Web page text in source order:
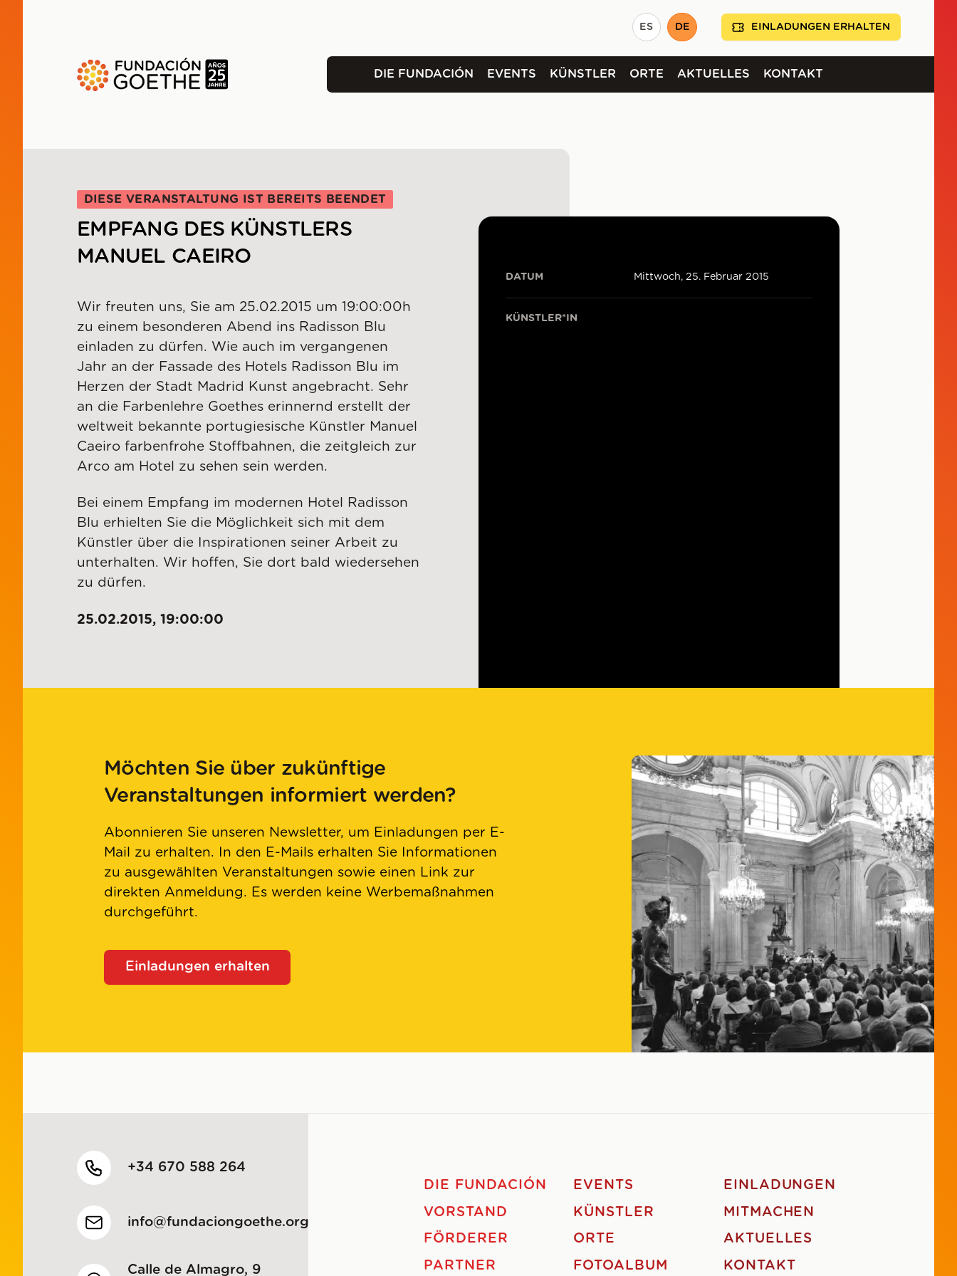
ES DE EINLADUNGEN ERHALTEN
DIE FUNDACIÓN EVENTS KÜNSTLER ORTE AKTUELLES KONTAKT
DIESE VERANSTALTUNG IST BEREITS BEENDET
EMPFANG DES KÜNSTLERS
MANUEL CAEIRO
Wir freuten uns, Sie am 25.02.2015 um 19:00:00h
zu einem besonderen Abend ins Radisson Blu
einladen zu dürfen. Wie auch im vergangenen
Jahr an der Fassade des Hotels Radisson Blu im
Herzen der Stadt Madrid Kunst angebracht. Sehr
an die Farbenlehre Goethes erinnernd erstellt der
weltweit bekannte portugiesische Künstler Manuel
Caeiro farbenfrohe Stoffbahnen, die zeitgleich zur
Arco am Hotel zu sehen sein werden.
Bei einem Empfang im modernen Hotel Radisson
Blu erhielten Sie die Möglichkeit sich mit dem
Künstler über die Inspirationen seiner Arbeit zu
unterhalten. Wir hoffen, Sie dort bald wiedersehen
zu dürfen.
25.02.2015, 19:00:00
DATUM Mittwoch, 25. Februar 2015
KÜNSTLER*IN
Möchten Sie über zukünftige
Veranstaltungen informiert werden?
Abonnieren Sie unseren Newsletter, um Einladungen per E-
Mail zu erhalten. In den E-Mails erhalten Sie Informationen
zu ausgewählten Veranstaltungen sowie einen Link zur
direkten Anmeldung. Es werden keine Werbemaßnahmen
durchgeführt.
Einladungen erhalten
+34 670 588 264
info@fundaciongoethe.org
Calle de Almagro, 9
DIE FUNDACIÓN
VORSTAND
FÖRDERER
PARTNER
EVENTS
KÜNSTLER
ORTE
FOTOALBUM
EINLADUNGEN
MITMACHEN
AKTUELLES
KONTAKT